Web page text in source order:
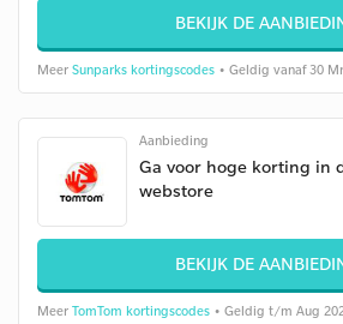
BEKIJK DE
Meer Sunparks kortingscodes • Geldig vanaf 30
Aanbieding
Ga voor hoge korting in
webstore
BEKIJK DE
Meer TomTom kortingscodes • Geldig t/m Aug